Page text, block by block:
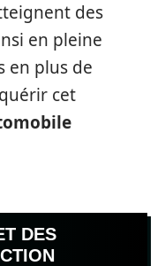
des
en pleine
en plus de
cet
DES